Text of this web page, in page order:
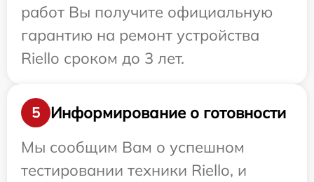
работ Вы получите официальную
гарантию на ремонт устройства
Riello сроком до 3 лет.
5
Информирование о готовности
Мы сообщим Вам о успешном
тестировании техники Riello, и